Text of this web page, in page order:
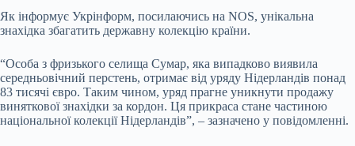
Як інформує Укрінформ, посилаючись на NOS, унікальна
знахідка збагатить державну колекцію країни.
“Особа з фризького селища Сумар, яка випадково виявила
середньовічний перстень, отримає від уряду Нідерландів понад
83 тисячі євро. Таким чином, уряд прагне уникнути продажу
виняткової знахідки за кордон. Ця прикраса стане частиною
національної колекції Нідерландів”, – зазначено у повідомленні.